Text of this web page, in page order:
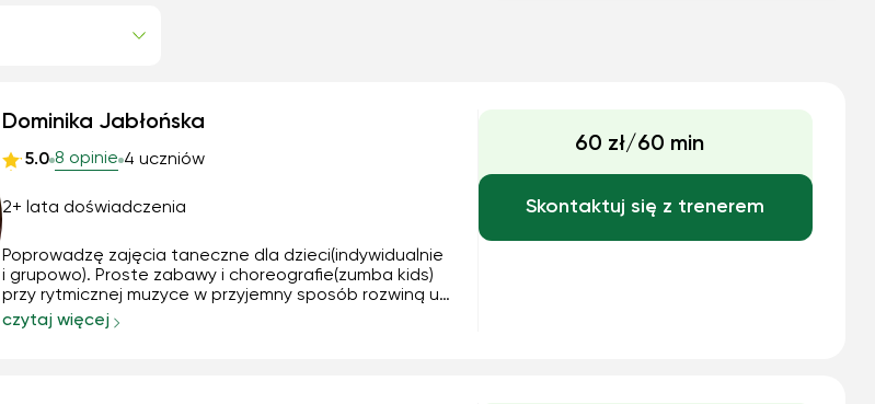
Dominika Jabłońska
5.0 8 opinie 4 uczniów
2+ lata doświadczenia
Poprowadzę zajęcia taneczne dla dzieci(indywidualnie
i grupowo). Proste zabawy i choreografie(zumba kids)
przy rytmicznej muzyce w przyjemny sposób rozwiną u
dzieci koordynację ruchową i słuchowo-ruchową oraz
czytaj więcej
60 zł/60 min
Skontaktuj się z trenerem